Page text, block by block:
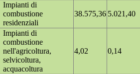
Impianti di
combustione
residenziali
38.575,36 5.021,40
Impianti di
combustione
nell'agricoltura,
selvicoltura,
acquacoltura
4,02 0,14